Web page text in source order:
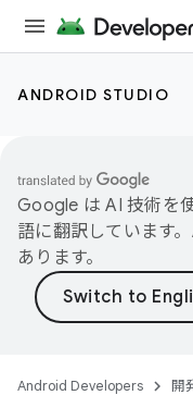
ANDROID STUDIO
Google は AI 技術を
語に翻訳しています
あります。
Android Developers 開